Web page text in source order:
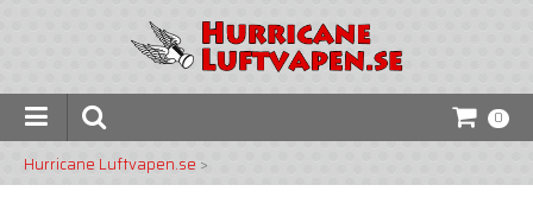
0
Hurricane Luftvapen.se >